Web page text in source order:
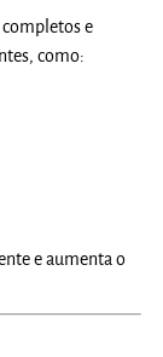
e
como:
e aumenta o